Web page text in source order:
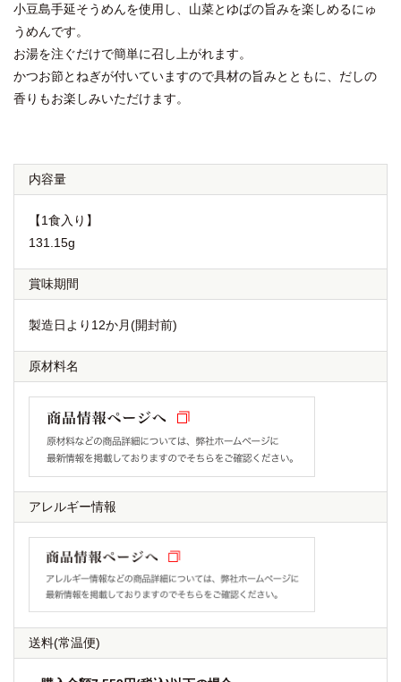
小豆島手延そうめんを使用し、山菜とゆばの旨みを楽しめるにゅ
うめんです。
お湯を注ぐだけで簡単に召し上がれます。
かつお節とねぎが付いていますので具材の旨みとともに、だしの
香りもお楽しみいただけます。
内容量
【1食入り】
131.15g
賞味期間
製造日より12か月(開封前)
原材料名
アレルギー情報
送料(常温便)